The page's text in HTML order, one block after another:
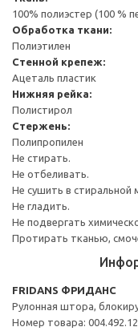
100% полиэстер (100 %
Обработка ткани:
Полиэтилен
Стенной крепеж:
Ацеталь пластик
Нижняя рейка:
Полистирол
Стержень:
Полипропилен
Не стирать.
Не отбеливать.
Не сушить в стиральной
Не гладить.
Не подвергать
Протирать тканью,
FRIDANS ФРИДАНС
Рулонная штора,
Номер товара: 004.492.12